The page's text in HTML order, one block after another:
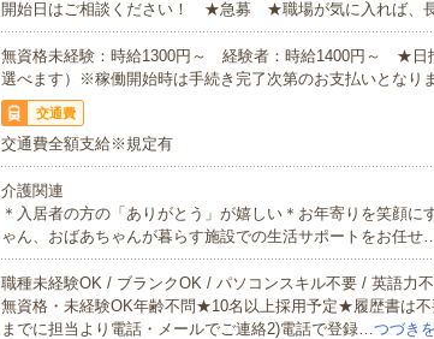
開始日はご相談ください！ ★急募 ★職場が気に入れば、長
無資格未経験：時給1300円～ 経験者：時給1400円～ ★日
選べます）※稼働開始時は手続き完了次第のお支払いとなりま
交通費
交通費全額支給※規定有
介護関連
＊入居者の方の「ありがとう」が嬉しい＊お年寄りを笑顔に
ゃん、おばあちゃんが暮らす施設での生活サポートをお任せ
職種未経験OK / ブランクOK / パソコンスキル不要 / 英語力
無資格・未経験OK年齢不問★10名以上採用予定★履歴書は
までに担当より電話・メールでご連絡2)電話で登録…つづき